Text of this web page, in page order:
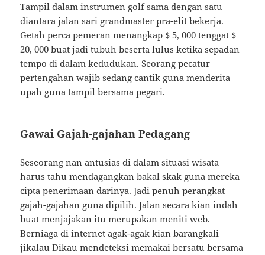
Tampil dalam instrumen golf sama dengan satu
diantara jalan sari grandmaster pra-elit bekerja.
Getah perca pemeran menangkap $ 5, 000 tenggat $
20, 000 buat jadi tubuh beserta lulus ketika sepadan
tempo di dalam kedudukan. Seorang pecatur
pertengahan wajib sedang cantik guna menderita
upah guna tampil bersama pegari.
Gawai Gajah-gajahan Pedagang
Seseorang nan antusias di dalam situasi wisata
harus tahu mendagangkan bakal skak guna mereka
cipta penerimaan darinya. Jadi penuh perangkat
gajah-gajahan guna dipilih. Jalan secara kian indah
buat menjajakan itu merupakan meniti web.
Berniaga di internet agak-agak kian barangkali
jikalau Dikau mendeteksi memakai bersatu bersama